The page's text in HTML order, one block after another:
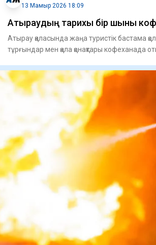
13 Мамыр 2026 18:09
Атыраудың тарихы бір шыны
Атырау қаласында жаңа туристік бастама
тұрғындар мен қала қонақтары кофеханада